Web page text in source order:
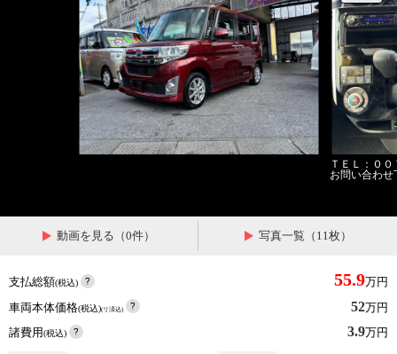
ＴＥＬ：０
お問い合わせ
動画を見る（0件） 写真一覧（11枚）
支払総額(税込) 55.9万円
車両本体価格(税込)(リ済込) 52万円
諸費用(税込) 3.9万円